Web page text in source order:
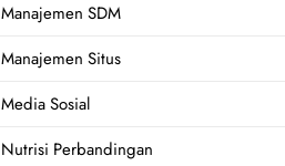
Manajemen SDM
Manajemen Situs
Media Sosial
Nutrisi Perbandingan